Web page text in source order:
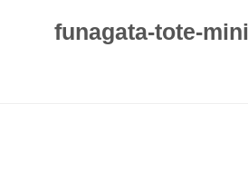
funagata-tote-